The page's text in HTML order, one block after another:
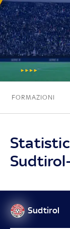
FORMAZIONI
Sudtirol